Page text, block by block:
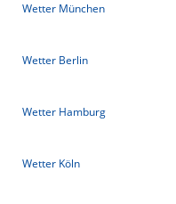
Wetter München
Wetter Berlin
Wetter Hamburg
Wetter Köln